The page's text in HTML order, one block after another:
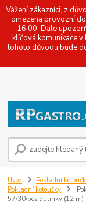
Vážení zákazníci, z
omezena provozní
16:00. Dále
klíčová komunikace
tohoto důvodu bude
Úvod
Pokladní
Pokladní kotoučky
57/30/bez dutinky (12